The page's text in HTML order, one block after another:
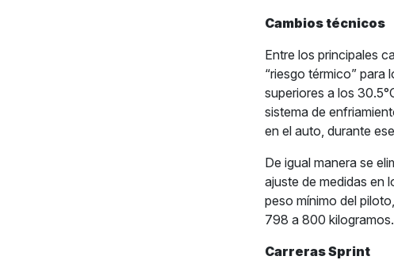
Cambios técnicos
Entre los principales
“riesgo térmico” para
superiores a los
sistema de
en el auto, durante
De igual manera se
ajuste de medidas en
peso mínimo del
798 a 800 kilogramos.
Carreras Sprint